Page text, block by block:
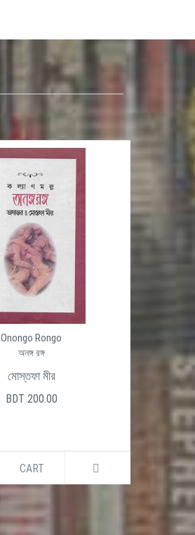
Onongo Rongo
অনঙ্গ রঙ্গ
মোস্তফা মীর
BDT 200.00
CART DETAILS